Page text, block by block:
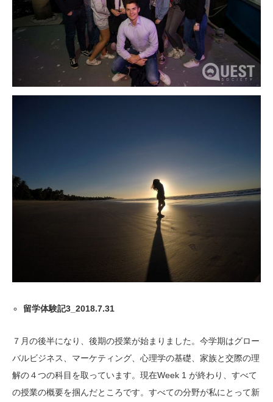
留学体験記3_2018.7.31
７月の後半になり、後期の授業が始まりました。今学期はグロー
バルビジネス、マーケティング、心理学の基礎、家族と交際の理
解の４つの科目を取っています。現在Week 1 が終わり、すべて
の授業の概要を掴んだところです。すべての分野が私にとって新